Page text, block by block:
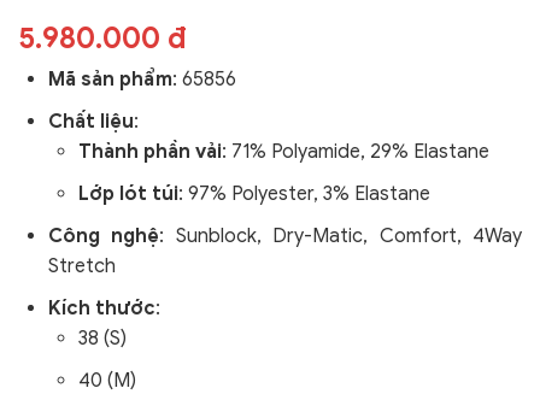
5.980.000 đ
Mã sản phẩm: 65856
Chất liệu:
Thành phần vải: 71% Polyamide, 29% Elastane
Lớp lót túi: 97% Polyester, 3% Elastane
Công nghệ: Sunblock, Dry-Matic, Comfort, 4Way
Stretch
Kích thước:
38 (S)
40 (M)